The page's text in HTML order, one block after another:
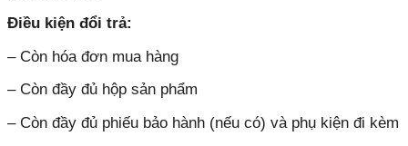
Điều kiện đổi trả:
– Còn hóa đơn mua hàng
– Còn đầy đủ hộp sản phẩm
– Còn đầy đủ phiếu bảo hành (nếu có) và phụ kiện đi kèm